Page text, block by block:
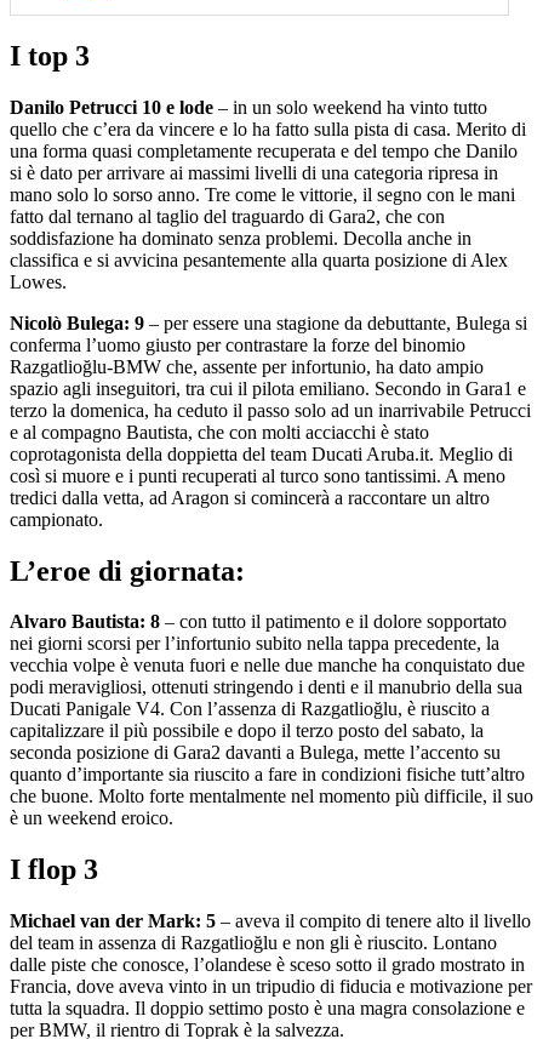
I top 3
Danilo Petrucci 10 e lode – in un solo weekend ha vinto tutto
quello che c’era da vincere e lo ha fatto sulla pista di casa. Merito di
una forma quasi completamente recuperata e del tempo che Danilo
si è dato per arrivare ai massimi livelli di una categoria ripresa in
mano solo lo sorso anno. Tre come le vittorie, il segno con le mani
fatto dal ternano al taglio del traguardo di Gara2, che con
soddisfazione ha dominato senza problemi. Decolla anche in
classifica e si avvicina pesantemente alla quarta posizione di Alex
Lowes.
Nicolò Bulega: 9 – per essere una stagione da debuttante, Bulega si
conferma l’uomo giusto per contrastare la forze del binomio
Razgatlioğlu-BMW che, assente per infortunio, ha dato ampio
spazio agli inseguitori, tra cui il pilota emiliano. Secondo in Gara1 e
terzo la domenica, ha ceduto il passo solo ad un inarrivabile Petrucci
e al compagno Bautista, che con molti acciacchi è stato
coprotagonista della doppietta del team Ducati Aruba.it. Meglio di
così si muore e i punti recuperati al turco sono tantissimi. A meno
tredici dalla vetta, ad Aragon si comincerà a raccontare un altro
campionato.
L’eroe di giornata:
Alvaro Bautista: 8 – con tutto il patimento e il dolore sopportato
nei giorni scorsi per l’infortunio subito nella tappa precedente, la
vecchia volpe è venuta fuori e nelle due manche ha conquistato due
podi meravigliosi, ottenuti stringendo i denti e il manubrio della sua
Ducati Panigale V4. Con l’assenza di Razgatlioğlu, è riuscito a
capitalizzare il più possibile e dopo il terzo posto del sabato, la
seconda posizione di Gara2 davanti a Bulega, mette l’accento su
quanto d’importante sia riuscito a fare in condizioni fisiche tutt’altro
che buone. Molto forte mentalmente nel momento più difficile, il suo
è un weekend eroico.
I flop 3
Michael van der Mark: 5 – aveva il compito di tenere alto il livello
del team in assenza di Razgatlioğlu e non gli è riuscito. Lontano
dalle piste che conosce, l’olandese è sceso sotto il grado mostrato in
Francia, dove aveva vinto in un tripudio di fiducia e motivazione per
tutta la squadra. Il doppio settimo posto è una magra consolazione e
per BMW, il rientro di Toprak è la salvezza.